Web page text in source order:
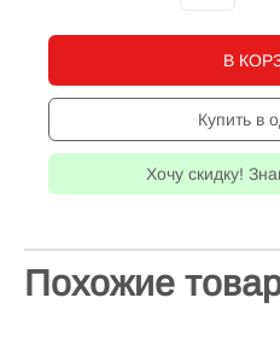
В
Купить в
Хочу скидку!
Похожие